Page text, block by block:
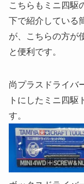
こちらもミニ四駆
下で紹介している
が、こちらの方が
と便利です。
尚プラスドライバ
トにしたミニ四駆
す。